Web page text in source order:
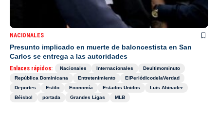
NACIONALES
Presunto implicado en muerte de baloncestista en San
Carlos se entrega a las autoridades
Enlaces rápidos: Nacionales Internacionales
Deultimominuto
República Dominicana
Entretenimiento
ElPeriódicodelaVerdad
Deportes
Estilo Economía Estados Unidos
Luis Abinader
Béisbol
portada Grandes Ligas MLB